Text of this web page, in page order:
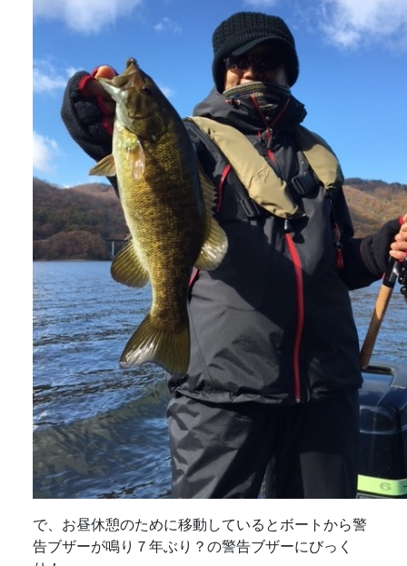
で、お昼休憩のために移動しているとボートから警
告ブザーが鳴り７年ぶり？の警告ブザーにびっく